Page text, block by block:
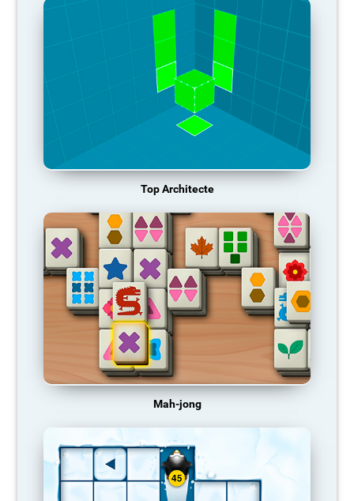
Top Architecte
Mah-jong